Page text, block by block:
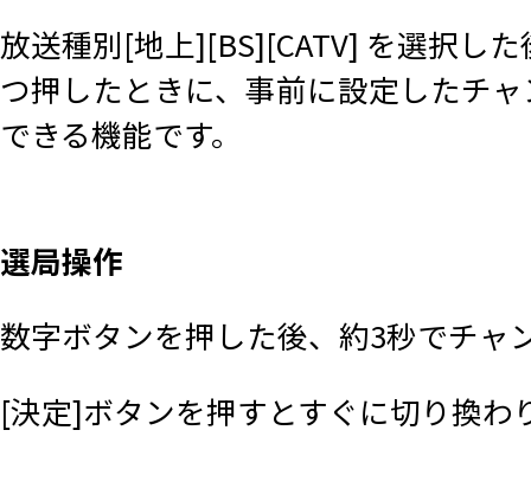
放送種別[地上][BS][CATV] を選択し
つ押したときに、事前に設定したチ
できる機能です。
選局操作
数字ボタンを押した後、約3秒でチャ
[決定]ボタンを押すとすぐに切り換わ